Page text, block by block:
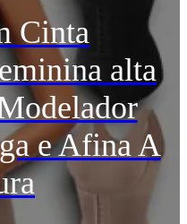
Cinta
alta
e Afina A